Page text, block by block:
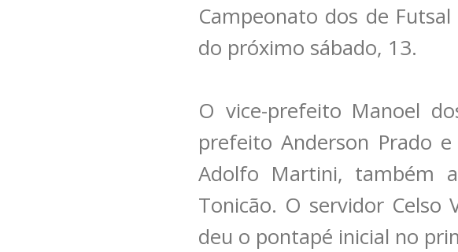
Campeonato dos de
do próximo sábado, 13.
O vice-prefeito Manoel
prefeito Anderson Prado
Adolfo Martini, também
Tonicão. O servidor Celso
deu o pontapé inicial no